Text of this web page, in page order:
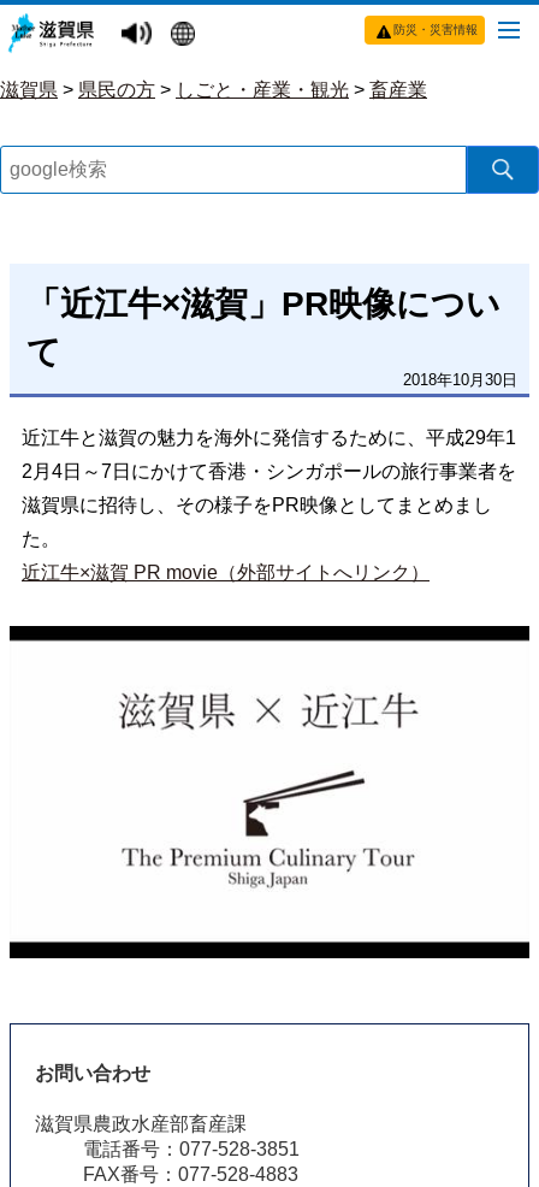
防災・災害情報
滋賀県 > 県民の方 > しごと・産業・観光 > 畜産業
「近江牛×滋賀」PR映像につい
て
2018年10月30日
近江牛と滋賀の魅力を海外に発信するために、平成29年1
2月4日～7日にかけて香港・シンガポールの旅行事業者を
滋賀県に招待し、その様子をPR映像としてまとめまし
た。
近江牛×滋賀 PR movie（外部サイトへリンク）
お問い合わせ
滋賀県農政水産部畜産課
電話番号：077-528-3851
FAX番号：077-528-4883